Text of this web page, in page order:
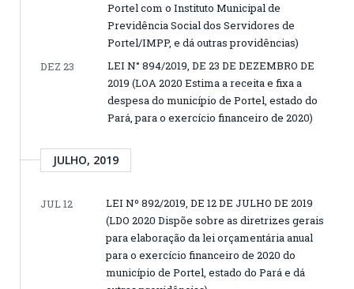
Portel com o Instituto Municipal de
Previdência Social dos Servidores de
Portel/IMPP, e dá outras providências)
DEZ 23
LEI N° 894/2019, DE 23 DE DEZEMBRO DE
2019 (LOA 2020 Estima a receita e fixa a
despesa do município de Portel, estado do
Pará, para o exercício financeiro de 2020)
JULHO, 2019
JUL 12
LEI Nº 892/2019, DE 12 DE JULHO DE 2019
(LDO 2020 Dispõe sobre as diretrizes gerais
para elaboração da lei orçamentária anual
para o exercício financeiro de 2020 do
município de Portel, estado do Pará e dá